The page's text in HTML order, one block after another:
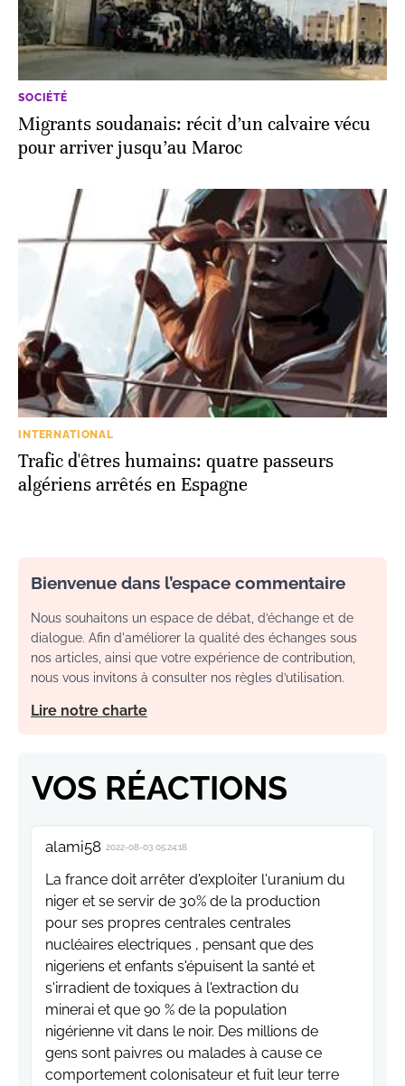
SOCIÉTÉ
Migrants soudanais: récit d’un calvaire vécu
pour arriver jusqu’au Maroc
INTERNATIONAL
Trafic d'êtres humains: quatre passeurs
algériens arrêtés en Espagne
Bienvenue dans l’espace commentaire
Nous souhaitons un espace de débat, d’échange et de
dialogue. Afin d'améliorer la qualité des échanges sous
nos articles, ainsi que votre expérience de contribution,
nous vous invitons à consulter nos règles d’utilisation.
Lire notre charte
VOS RÉACTIONS
alami58 2022-08-03 05:24:18
La france doit arrêter d'exploiter l'uranium du
niger et se servir de 30% de la production
pour ses propres centrales centrales
nucléaires electriques , pensant que des
nigeriens et enfants s'épuisent la santé et
s'irradient de toxiques à l'extraction du
minerai et que 90 % de la population
nigérienne vit dans le noir. Des millions de
gens sont paivres ou malades à cause ce
comportement colonisateur et fuit leur terre